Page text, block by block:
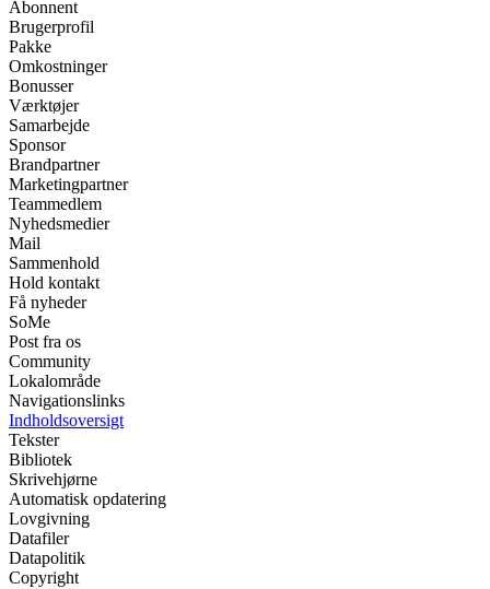
Abonnent
Brugerprofil
Pakke
Omkostninger
Bonusser
Værktøjer
Samarbejde
Sponsor
Brandpartner
Marketingpartner
Teammedlem
Nyhedsmedier
Mail
Sammenhold
Hold kontakt
Få nyheder
SoMe
Post fra os
Community
Lokalområde
Navigationslinks
Indholdsoversigt
Tekster
Bibliotek
Skrivehjørne
Automatisk opdatering
Lovgivning
Datafiler
Datapolitik
Copyright